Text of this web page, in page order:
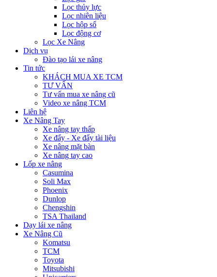
Lọc thủy lực
Lọc nhiên liệu
Lọc hộp số
Lọc động cơ
Lọc Xe Nâng
Dịch vụ
Đào tạo lái xe nâng
Tin tức
KHÁCH MUA XE TCM
TƯ VẤN
Tư vấn mua xe nâng cũ
Video xe nâng TCM
Liên hệ
Xe Nâng Tay
Xe nâng tay thấp
Xe đẩy - Xe đẩy tài liệu
Xe nâng mặt bàn
Xe nâng tay cao
Lốp xe nâng
Casumina
Soli Max
Phoenix
Dunlop
Chengshin
TSA Thailand
Dạy lái xe nâng
Xe Nâng Cũ
Komatsu
TCM
Toyota
Mitsubishi